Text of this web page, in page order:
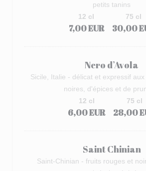
petits tanins
7,00 EUR
12 cl
30,00
75 cl
Nero d’Avola
Sicile, Italie - délicat et expressif
noires, d'épices et de
6,00 EUR
12 cl
28,00
75 cl
Saint Chinian
Saint-Chinian - fruits rouges et